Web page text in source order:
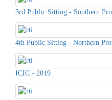
4th Public Sitting - Northern
ICIC - 2019
5th and 6th Public Sittings - Uva